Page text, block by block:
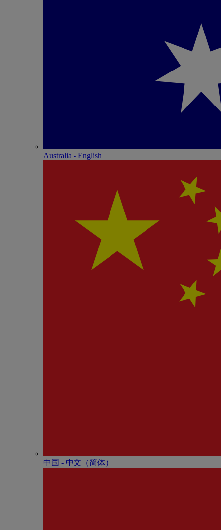
Australia - English
中国 - 中⽂（简体）